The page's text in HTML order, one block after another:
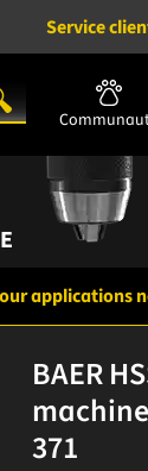
Service
applications
BAER
371